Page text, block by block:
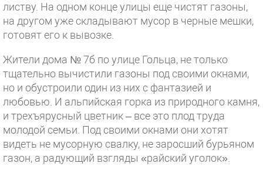
листву. На одном конце улицы еще чистят газоны,
на другом уже складывают мусор в черные мешки,
готовят его к вывозке.
Жители дома № 7б по улице Гольца, не только
тщательно вычистили газоны под своими окнами,
но и обустроили один из них с фантазией и
любовью. И альпийская горка из природного камня,
и трехъярусный цветник – все это плод труда
молодой семьи. Под своими окнами они хотят
видеть не мусорную свалку, не заросший бурьяном
газон, а радующий взгляды «райский уголок».